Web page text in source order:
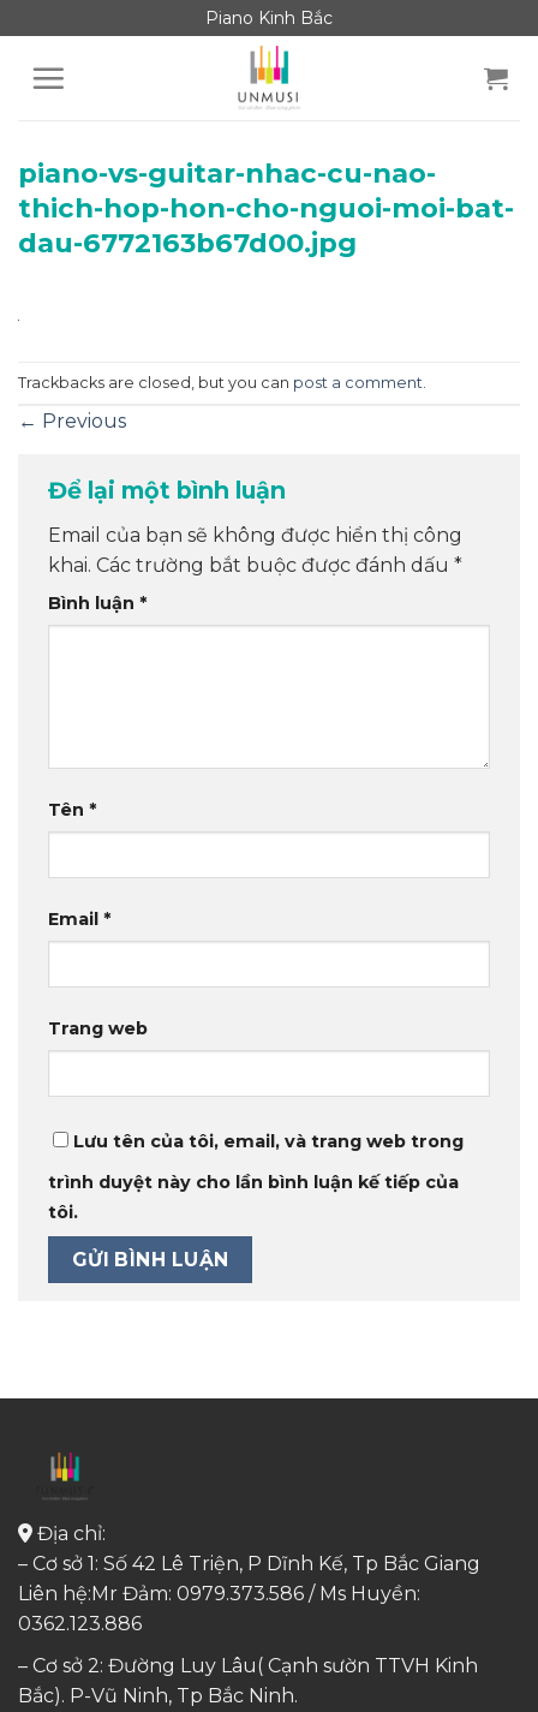
to
content
Piano Kinh Bắc
piano-vs-guitar-nhac-cu-nao-
thich-hop-hon-cho-nguoi-moi-bat-
dau-6772163b67d00.jpg
Trackbacks are closed, but you can post a comment
← Previous
Để lại một bình luận
Email của bạn sẽ không được hiển thị công
khai. Các trường bắt buộc được đánh dấu *
Bình luận *
Tên *
Email *
Trang web
Lưu tên của tôi, email, và trang web trong
trình duyệt này cho lần bình luận kế tiếp của
tôi.
Địa chỉ:
– Cơ sở 1: Số 42 Lê Triện, P Dĩnh Kế, Tp Bắc Giang
Liên hệ:Mr Đảm: 0979.373.586 / Ms Huyền:
0362.123.886
– Cơ sở 2: Đường Luy Lâu( Cạnh sườn TTVH Kinh
Bắc). P-Vũ Ninh, Tp Bắc Ninh.